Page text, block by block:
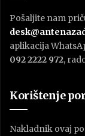
Pošaljite nam
aplikacija
092 2222 972,
Korištenje
Nakladnik ovaj